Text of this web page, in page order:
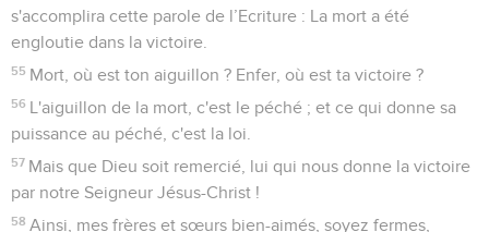
s'accomplira cette parole de l’Ecriture : La mort a été
engloutie dans la victoire.
55 Mort, où est ton aiguillon ? Enfer, où est ta victoire ?
56 L'aiguillon de la mort, c'est le péché ; et ce qui donne sa
puissance au péché, c'est la loi.
57 Mais que Dieu soit remercié, lui qui nous donne la victoire
par notre Seigneur Jésus-Christ !
58 Ainsi, mes frères et sœurs bien-aimés, soyez fermes,